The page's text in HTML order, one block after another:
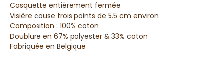
Casquette entièrement fermée
Visière couse trois points de 5.5 cm environ
Composition : 100% coton
Doublure en 67% polyester & 33% coton
Fabriquée en Belgique